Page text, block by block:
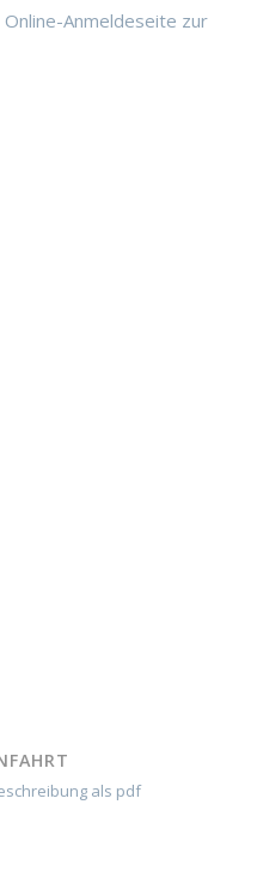
Anmeldeseite zur
als pdf